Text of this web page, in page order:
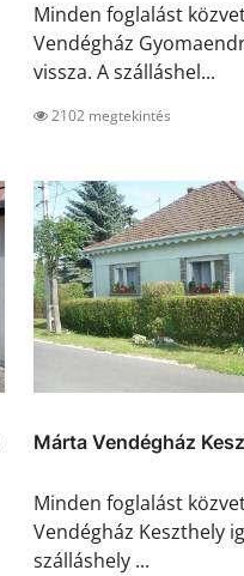
Minden foglalást
Vendégház
vissza. A szálláshel...
2102 megtekintés
Márta Vendégház
Minden foglalást
Vendégház Keszthely
szálláshely ...